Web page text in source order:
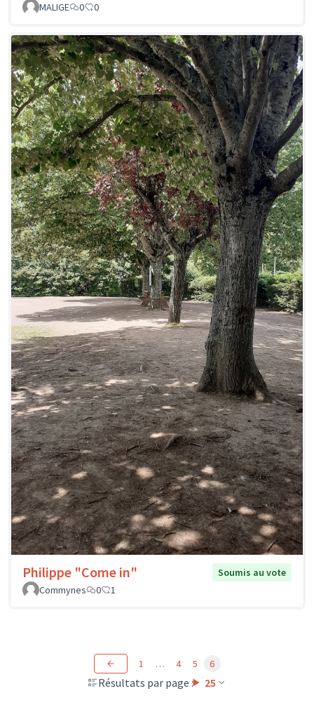
MALIGE 0 0
Philippe "Come in"
Soumis au vote
Commynes
0 1
Résultats par page : 25
1 … 4 5 6